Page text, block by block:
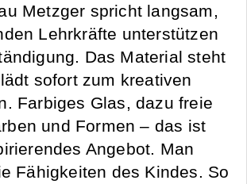
Metzger spricht langsam,
Lehrkräfte unterstützen
Das Material steht
sofort zum kreativen
Farbiges Glas, dazu freie
und Formen – das ist
Angebot. Man
Fähigkeiten des Kindes. So